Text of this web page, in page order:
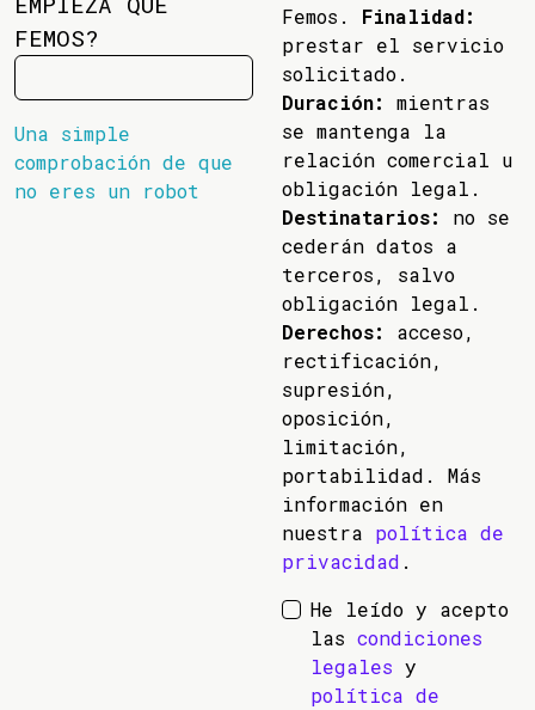
FEMOS?
Una simple
comprobación de que
no eres un robot
Femos. Finalidad:
prestar el servicio
solicitado.
Duración:
mientras
se mantenga la
relación comercial u
obligación legal.
Destinatarios:
no se
cederán datos a
terceros, salvo
obligación legal.
Derechos:
acceso,
rectificación,
supresión,
oposición,
limitación,
portabilidad. Más
información en
nuestra política de
privacidad .
He leído y acepto
las condiciones
legales y
política de